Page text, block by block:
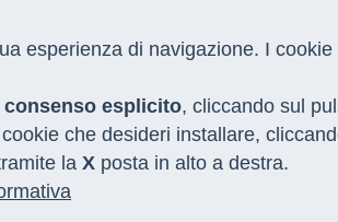
MEDIA CON LE REGIONI
esperienza di navigazione. I
consenso esplicito, cliccando sul
che desideri installare,
la X posta in alto a destra.